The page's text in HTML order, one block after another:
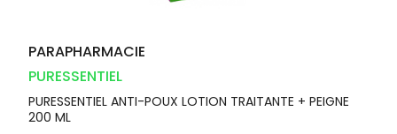
PARAPHARMACIE
PURESSENTIEL
PURESSENTIEL ANTI-POUX LOTION TRAITANTE + PEIGNE
200 ML